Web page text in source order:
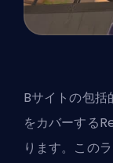
Bサイトの包
をカバーする
ります。この